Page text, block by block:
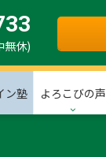
無休)
ン塾 よろこびの声